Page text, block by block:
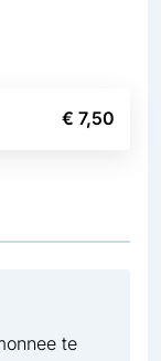
€ 7,50
te